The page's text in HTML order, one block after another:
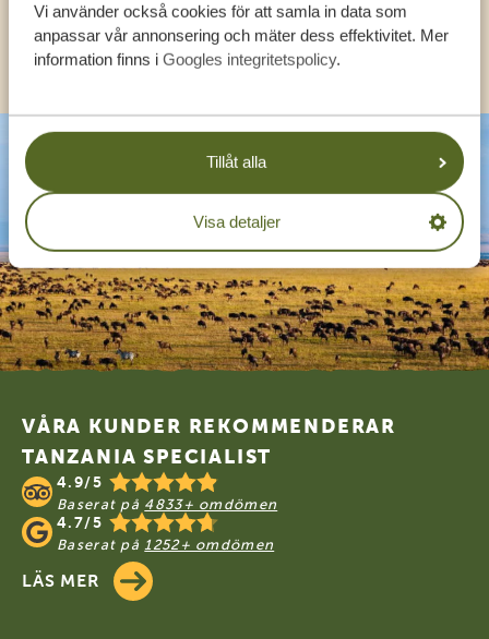
Vi använder också cookies för att samla in data som
anpassar vår annonsering och mäter dess effektivitet. Mer
information finns i Googles integritetspolicy.
Tillåt alla
Visa detaljer
KONTAKT
Footer
VÅRA KUNDER REKOMMENDERAR
TANZANIA SPECIALIST
4.9/5
Baserat på 4833+ omdömen
4.7/5
Baserat på 1252+ omdömen
LÄS MER